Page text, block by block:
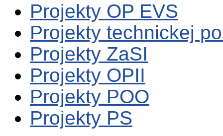
Projekty OP EVS
Projekty technickej
Projekty ZaSI
Projekty OPII
Projekty POO
Projekty PS